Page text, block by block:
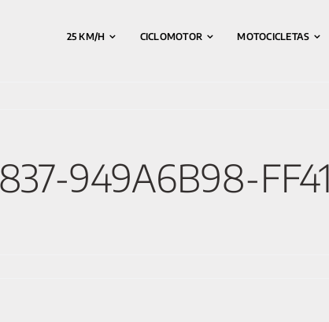
25 KM/H CICLOMOTOR MOTOCICLETAS
949A6B98-